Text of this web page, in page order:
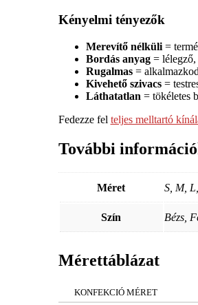
Kényelmi tényezők
Merevítő nélküli=
Bordás anyag= lélegző,
Rugalmas=
Kivehető szivacs=
Láthatatlan = tökéletes
Fedezze fel teljes melltartó
További
Méret S, M,
Szín Bézs,
Mérettáblázat
KONFEKCIÓ MÉRET